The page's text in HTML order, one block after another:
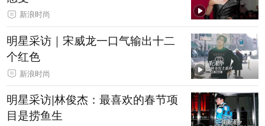
新浪时尚
明星采访｜宋威龙一口气输出十二
个红色
新浪时尚
明星采访|林俊杰：最喜欢的春节项
目是捞鱼生